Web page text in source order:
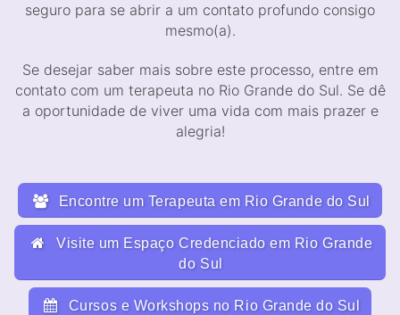
seguro para se abrir a um contato profundo consigo
mesmo(a).
Se desejar saber mais sobre este processo, entre em
contato com um terapeuta no Rio Grande do Sul. Se dê
a oportunidade de viver uma vida com mais prazer e
alegria!
Encontre um Terapeuta em Rio Grande do Sul
Visite um Espaço Credenciado em Rio Grande
do Sul
Cursos e Workshops no Rio Grande do Sul